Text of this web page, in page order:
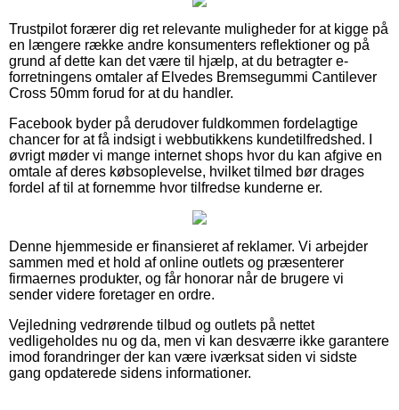
Trustpilot forærer dig ret relevante muligheder for at kigge på
en længere række andre konsumenters reflektioner og på
grund af dette kan det være til hjælp, at du betragter e-
forretningens omtaler af Elvedes Bremsegummi Cantilever
Cross 50mm forud for at du handler.
Facebook byder på derudover fuldkommen fordelagtige
chancer for at få indsigt i webbutikkens kundetilfredshed. I
øvrigt møder vi mange internet shops hvor du kan afgive en
omtale af deres købsoplevelse, hvilket tilmed bør drages
fordel af til at fornemme hvor tilfredse kunderne er.
Denne hjemmeside er finansieret af reklamer. Vi arbejder
sammen med et hold af online outlets og præsenterer
firmaernes produkter, og får honorar når de brugere vi
sender videre foretager en ordre.
Vejledning vedrørende tilbud og outlets på nettet
vedligeholdes nu og da, men vi kan desværre ikke garantere
imod forandringer der kan være iværksat siden vi sidste
gang opdaterede sidens informationer.